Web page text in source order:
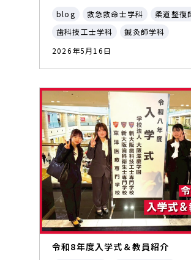
blog 救急救命士学科
柔道整復
歯科技工士学科
鍼灸師学科
2026年5月16日
令和8年度入学式＆教員紹介